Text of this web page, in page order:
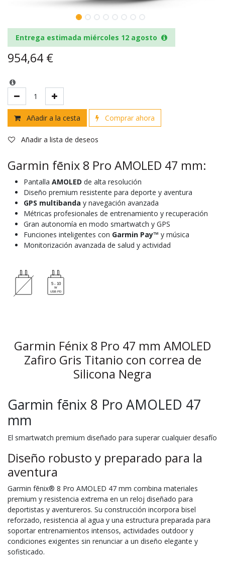
Entrega estimada miércoles 12 agosto
954,64 €
Añadir a la cesta Comprar ahora
Añadir a lista de deseos
Garmin fēnix 8 Pro AMOLED 47 mm:
Pantalla AMOLED de alta resolución
Diseño premium resistente para deporte y aventura
GPS multibanda y navegación avanzada
Métricas profesionales de entrenamiento y recuperación
Gran autonomía en modo smartwatch y GPS
Funciones inteligentes con Garmin Pay™ y música
Monitorización avanzada de salud y actividad
Garmin Fénix 8 Pro 47 mm AMOLED
Zafiro Gris Titanio con correa de
Silicona Negra
Garmin fēnix 8 Pro AMOLED 47
mm
El smartwatch premium diseñado para superar cualquier desafío
Diseño robusto y preparado para la
aventura
Garmin fēnix® 8 Pro AMOLED 47 mm combina materiales
premium y resistencia extrema en un reloj diseñado para
deportistas y aventureros. Su construcción incorpora bisel
reforzado, resistencia al agua y una estructura preparada para
soportar entrenamientos intensos, actividades outdoor y
condiciones exigentes sin renunciar a un diseño elegante y
sofisticado.